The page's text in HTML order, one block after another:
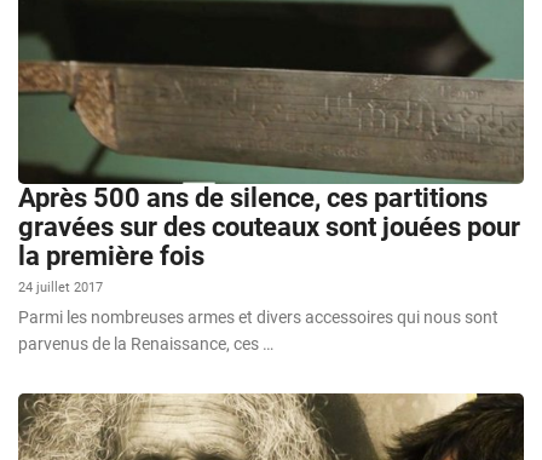
Après 500 ans de silence, ces partitions
gravées sur des couteaux sont jouées pour
la première fois
24 juillet 2017
Parmi les nombreuses armes et divers accessoires qui nous sont
parvenus de la Renaissance, ces …